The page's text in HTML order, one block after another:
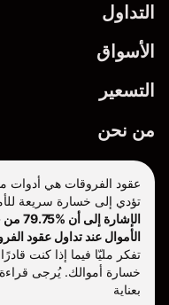
التداول
الأسواق
التسعير
من نحن
عقود الفروقات هي أدوات
تؤدي إلى خسارة سريعة
الأموال عند تداول عقود
تفكر مليّا فيما إذا كنت
خسارة أموالك. يُرجى قراءة
بعناية